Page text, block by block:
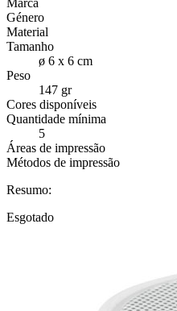
Género
Material
Tamanho
ø 6 x 6 cm
Peso
147 gr
Cores disponíveis
Quantidade mínima
5
Áreas de impressão
Métodos de impressão
Resumo:
Esgotado